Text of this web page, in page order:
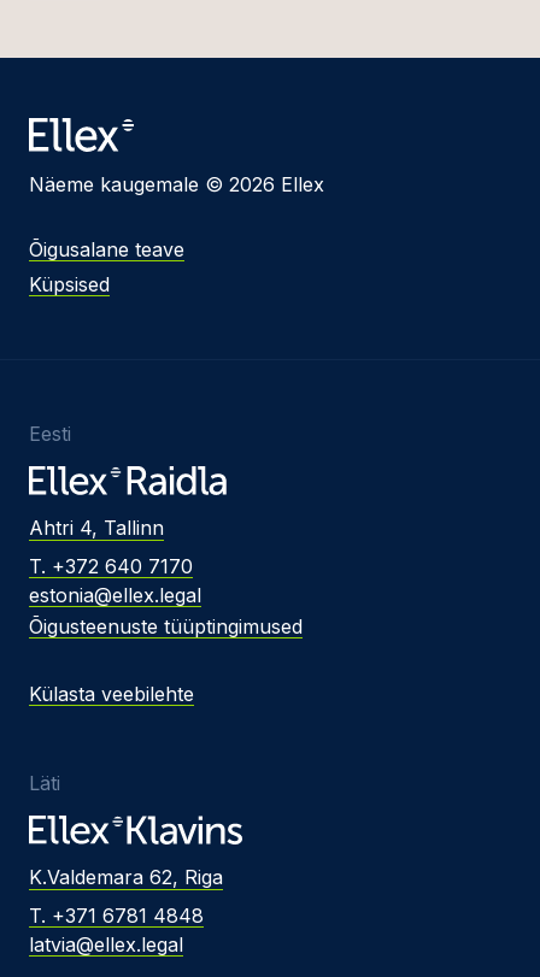
Näeme kaugemale © 2026 Ellex
Õigusalane teave
Küpsised
Eesti
Ahtri 4, Tallinn
T. +372 640 7170
estonia@ellex.legal
Õigusteenuste tüüptingimused
Külasta veebilehte
Läti
K.Valdemara 62, Riga
T. +371 6781 4848
latvia@ellex.legal